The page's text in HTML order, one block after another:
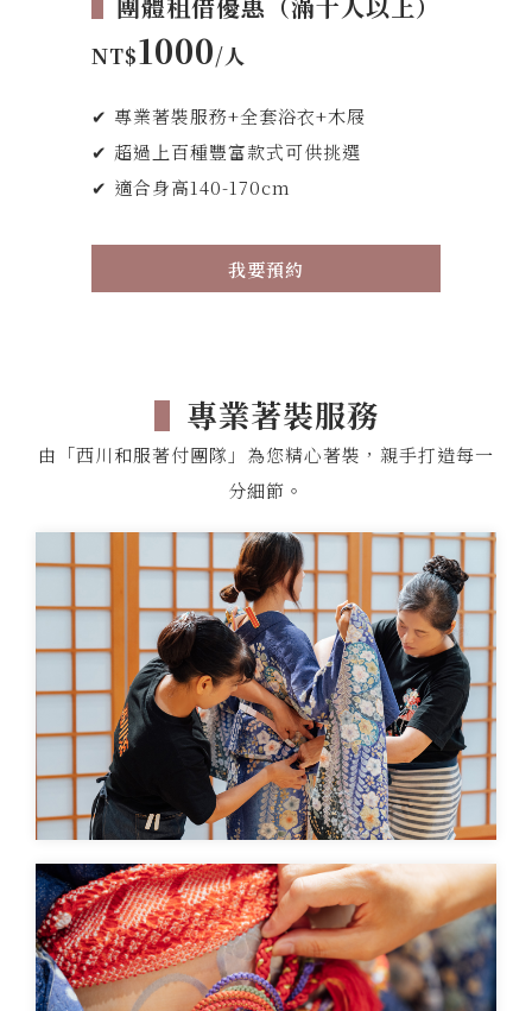
團體租借優惠（滿十人以上）
NT$1000/人
✔ 專業著裝服務+全套浴衣+木屐
✔ 超過上百種豐富款式可供挑選
✔ 適合身高140-170cm
我要預約
▌ 專業著裝服務
由「西川和服著付團隊」為您精心著裝，親手打造每一
分細節。